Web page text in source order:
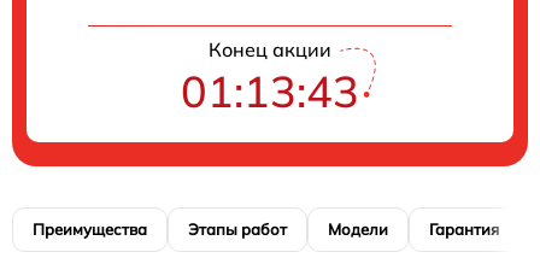
Конец акции
01:13:42
Преимущества Этапы работ Модели Гарантия